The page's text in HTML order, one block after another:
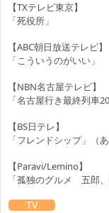
【TXテレビ東京】
「死役所」
【ABC朝日放送テレビ】
「こういうのがいい」
【NBN名古屋テレビ】
「名古屋行き最終列車
【BS日テレ】
「フレンドシップ」（
【Paravi/Lemino】
「孤独のグルメ 五郎
TV